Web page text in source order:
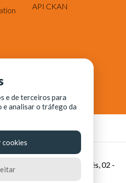
API CKAN
- Fundação de Ciência,
- Rua dos Tremembés, 02 -
e de terceiros para
e analisar o tráfego da
cookies